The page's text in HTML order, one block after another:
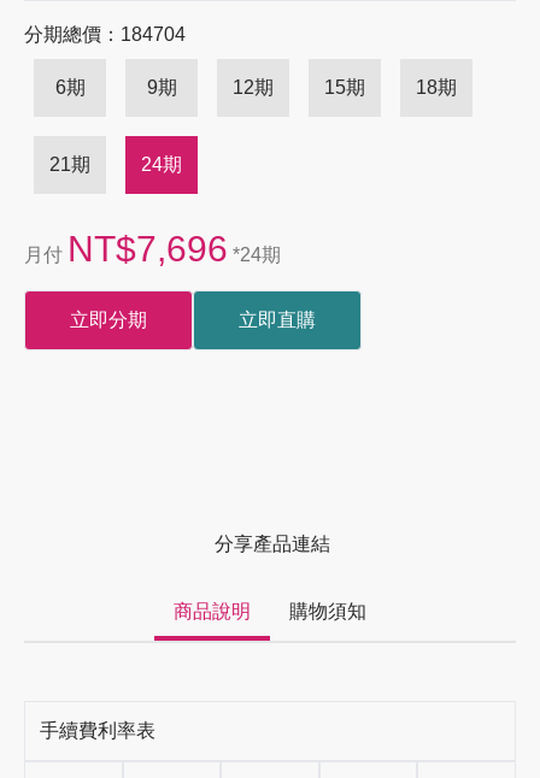
分期總價：184704
6期 9期 12期 15期 18期
21期 24期
月付 NT$7,696 *24期
立即分期 立即直購
分享產品連結
商品說明 購物須知
手續費利率表